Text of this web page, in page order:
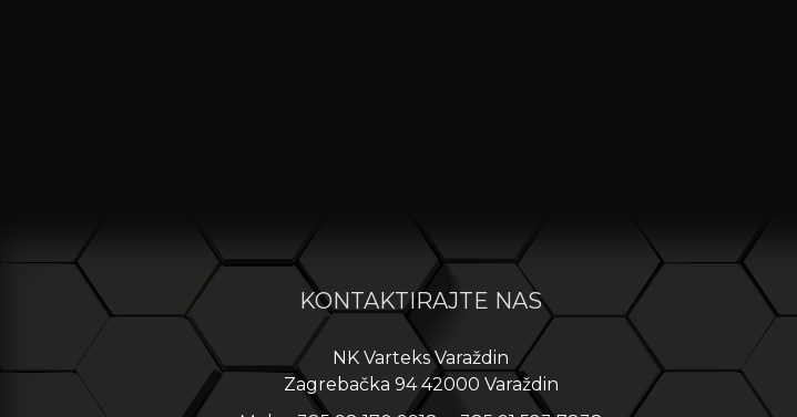
KONTAKTIRAJTE NAS
NK Varteks Varaždin
Zagrebačka 94 42000 Varaždin